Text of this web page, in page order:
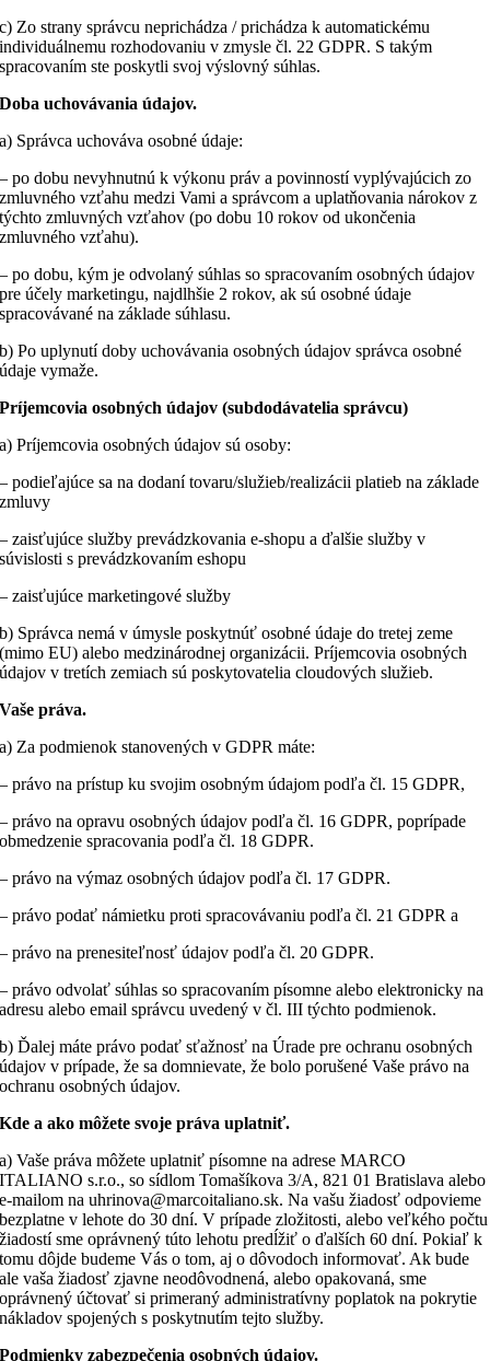
c) Zo strany správcu neprichádza / prichádza k automatickému
individuálnemu rozhodovaniu v zmysle čl. 22 GDPR. S takým
spracovaním ste poskytli svoj výslovný súhlas.
Doba uchovávania údajov.
a) Správca uchováva osobné údaje:
– po dobu nevyhnutnú k výkonu práv a povinností vyplývajúcich zo
zmluvného vzťahu medzi Vami a správcom a uplatňovania nárokov z
týchto zmluvných vzťahov (po dobu 10 rokov od ukončenia
zmluvného vzťahu).
– po dobu, kým je odvolaný súhlas so spracovaním osobných údajov
pre účely marketingu, najdlhšie 2 rokov, ak sú osobné údaje
spracovávané na základe súhlasu.
b) Po uplynutí doby uchovávania osobných údajov správca osobné
údaje vymaže.
Príjemcovia osobných údajov (subdodávatelia správcu)
a) Príjemcovia osobných údajov sú osoby:
– podieľajúce sa na dodaní tovaru/služieb/realizácii platieb na základe
zmluvy
– zaisťujúce služby prevádzkovania e-shopu a ďalšie služby v
súvislosti s prevádzkovaním eshopu
– zaisťujúce marketingové služby
b) Správca nemá v úmysle poskytnúť osobné údaje do tretej zeme
(mimo EU) alebo medzinárodnej organizácii. Príjemcovia osobných
údajov v tretích zemiach sú poskytovatelia cloudových služieb.
Vaše práva.
a) Za podmienok stanovených v GDPR máte:
– právo na prístup ku svojim osobným údajom podľa čl. 15 GDPR,
– právo na opravu osobných údajov podľa čl. 16 GDPR, poprípade
obmedzenie spracovania podľa čl. 18 GDPR.
– právo na výmaz osobných údajov podľa čl. 17 GDPR.
– právo podať námietku proti spracovávaniu podľa čl. 21 GDPR a
– právo na prenesiteľnosť údajov podľa čl. 20 GDPR.
– právo odvolať súhlas so spracovaním písomne alebo elektronicky na
adresu alebo email správcu uvedený v čl. III týchto podmienok.
b) Ďalej máte právo podať sťažnosť na Úrade pre ochranu osobných
údajov v prípade, že sa domnievate, že bolo porušené Vaše právo na
ochranu osobných údajov.
Kde a ako môžete svoje práva uplatniť.
a) Vaše práva môžete uplatniť písomne na adrese MARCO
ITALIANO s.r.o., so sídlom Tomašíkova 3/A, 821 01 Bratislava alebo
e-mailom na uhrinova@marcoitaliano.sk. Na vašu žiadosť odpovieme
bezplatne v lehote do 30 dní. V prípade zložitosti, alebo veľkého počtu
žiadostí sme oprávnený túto lehotu predĺžiť o ďalších 60 dní. Pokiaľ k
tomu dôjde budeme Vás o tom, aj o dôvodoch informovať. Ak bude
ale vaša žiadosť zjavne neodôvodnená, alebo opakovaná, sme
oprávnený účtovať si primeraný administratívny poplatok na pokrytie
nákladov spojených s poskytnutím tejto služby.
Podmienky zabezpečenia osobných údajov.